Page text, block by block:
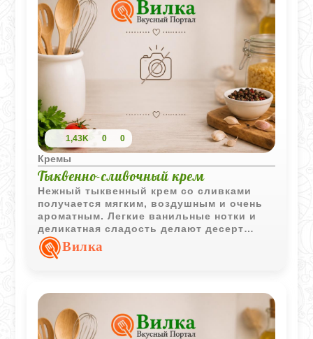
1,43K 0 0
Кремы
Тыквенно-сливочный крем
Нежный тыквенный крем со сливками
получается мягким, воздушным и очень
ароматным. Легкие ванильные нотки и
деликатная сладость делают десерт
уютным и особенно приятным в
охлажденном виде.
Вилка